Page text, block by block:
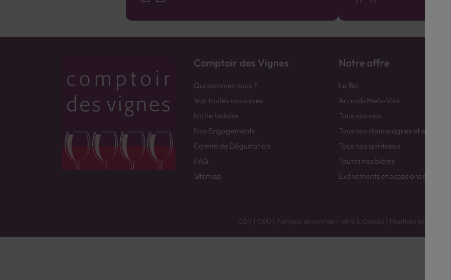
Comptoir des Vignes
Qui sommes nous ?
Voir toutes nos caves
Notre histoire
Nos Engagements
Comité de Dégustation
FAQ
Sitemap
Notre offre
Le Bio
Accords Mets-Vins
Tous nos vins
Tous nos champagnes et
Tous nos spiritueux
Toutes nos bières
Evénements et occasions spéciales
CGV | CGU | Politique de confidentialité & Cookies | Mentions légales